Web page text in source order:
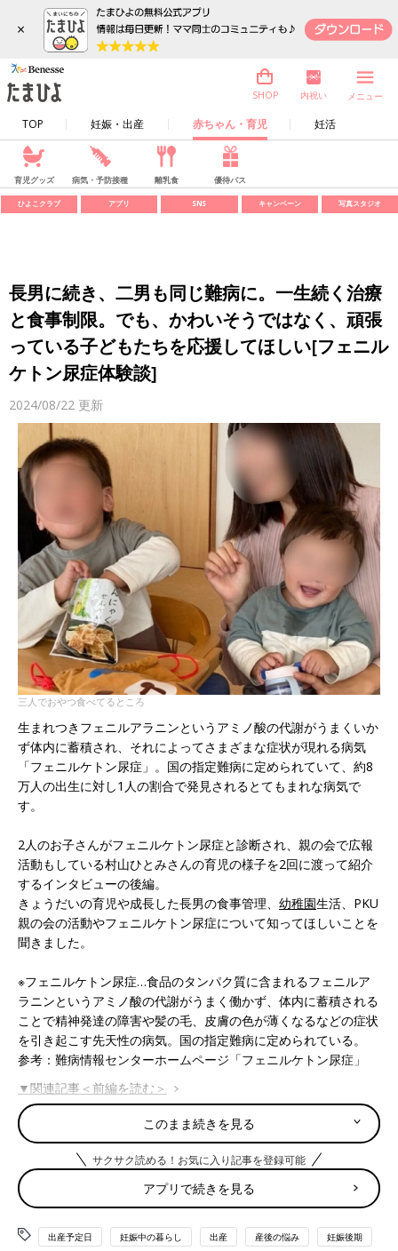
×
TOP 妊娠・出産 赤ちゃん・育児 妊活
SHOP 内祝い メニュー
育児グッズ 病気・予防接種 離乳食 優待パス
ひよこクラブ アプリ SNS キャンペーン 写真スタジオ
長男に続き、二男も同じ難病に。一生続く治療
と食事制限。でも、かわいそうではなく、頑張
っている子どもたちを応援してほしい[フェニル
ケトン尿症体験談]
2024/08/22 更新
三人でおやつ食べてるところ
生まれつきフェニルアラニンというアミノ酸の代謝がうまくいか
ず体内に蓄積され、それによってさまざまな症状が現れる病気
「フェニルケトン尿症」。国の指定難病に定められていて、約8
万人の出生に対し1人の割合で発見されるとてもまれな病気で
す。
2人のお子さんがフェニルケトン尿症と診断され、親の会で広報
活動もしている村山ひとみさんの育児の様子を2回に渡って紹介
するインタビューの後編。
きょうだいの育児や成長した長男の食事管理、 幼稚園生活、PKU
親の会の活動やフェニルケトン尿症について知ってほしいことを
聞きました。
※フェニルケトン尿症…食品のタンパク質に含まれるフェニルア
ラニンというアミノ酸の代謝がうまく働かず、体内に蓄積される
ことで精神発達の障害や髪の毛、皮膚の色が薄くなるなどの症状
を引き起こす先天性の病気。国の指定難病に定められている。
参考：難病情報センターホームページ「フェニルケトン尿症」
▼関連記事＜前編を読む＞
お産を終えた退院後、産院から「話があ
るのでご夫婦で来てください」の電話。
告げられたわが子の病名…[フェニルケト
ン尿症体験談]
４才の長男と３才の二男２人がこのフェニルケ
トン尿症と診断され、親の会で広報活動もして
いる村山ひとみさん。フェニルケトン尿症のこ
と、育児のことについて２回にわたり紹介しま
す。前編では、長男が診断されたときの気持ち
このまま続きを見る
サクサク読める！お気に入り記事を登録可能
アプリで続きを見る
出産予定日 妊娠中の暮らし 出産 産後の悩み 妊娠後期